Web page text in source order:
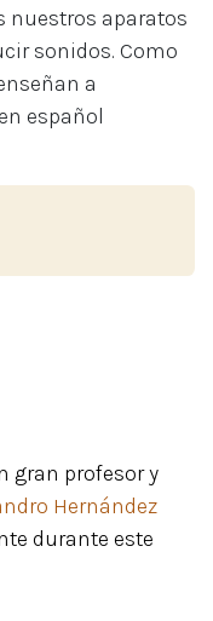
nuestros aparatos
sonidos. Como
a
español
gran profesor y
Hernández
durante este